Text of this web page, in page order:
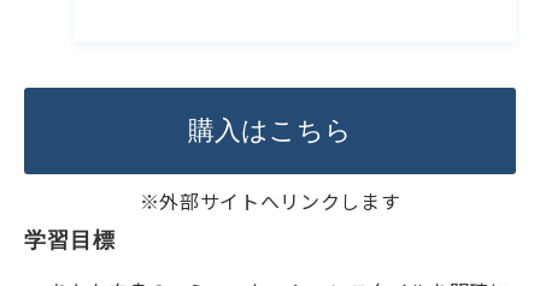
購入はこちら
※外部サイトへリンクします
学習目標